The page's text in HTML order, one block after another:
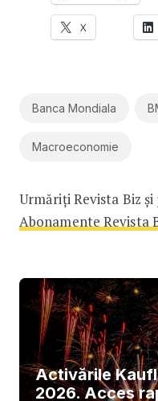
X
Banca Mondiala
Macroeconomie
Urmăriți Revista Biz și
Abonamente Revista
Activările
2026. Acces